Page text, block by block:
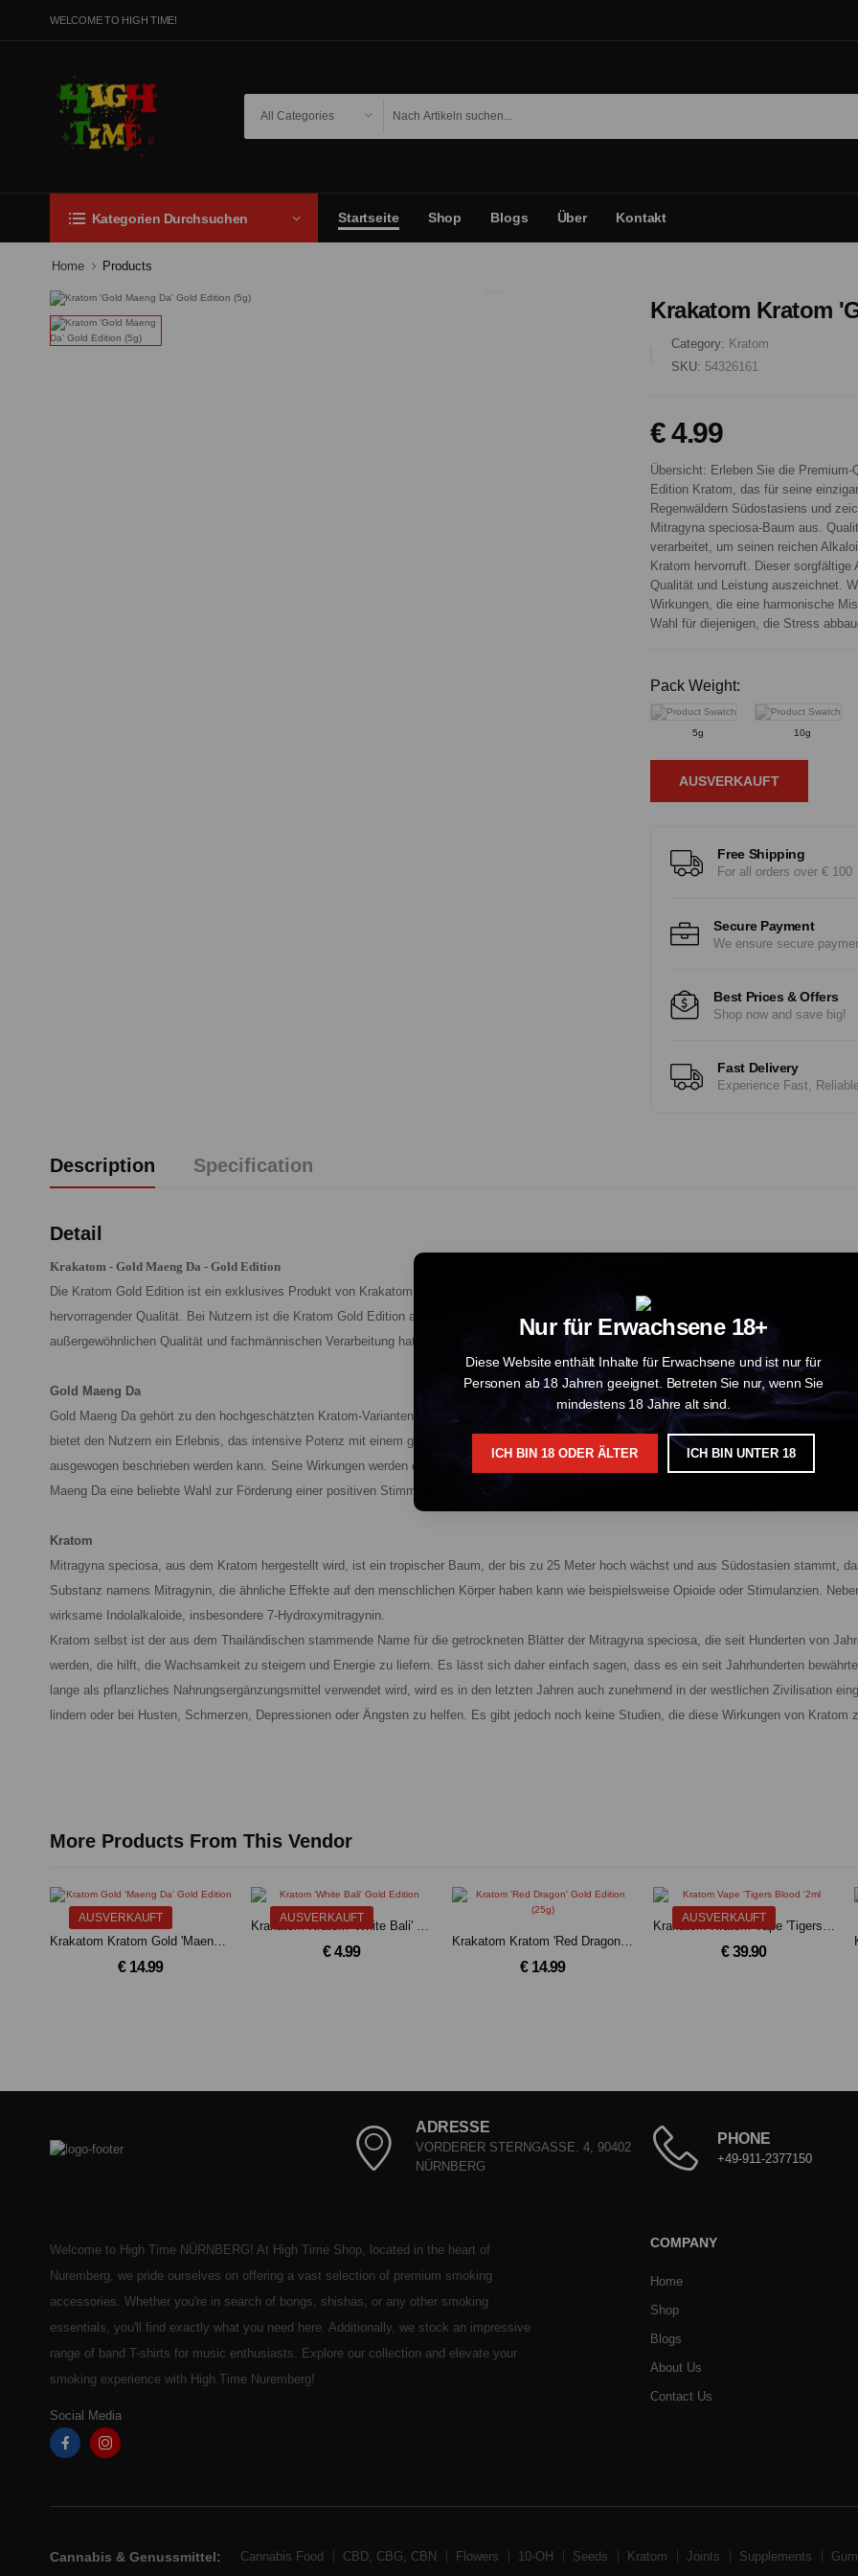
Nur für Erwachsene 18+
Diese Website enthält Inhalte für Erwachsene und ist nur für
Personen ab 18 Jahren geeignet. Betreten Sie nur, wenn Sie
mindestens 18 Jahre alt sind.
ICH BIN 18 ODER ÄLTER ICH BIN UNTER 18
WELCOME TO HIGH TIME!
Kategorien Durchsuchen Startseite Shop Blogs Über Kontakt
Home Products
Krakatom Kratom
Category: Kratom
SKU: 54326161
€ 4.99
Übersicht: Erleben Sie die
Edition Kratom, das für seine
Regenwäldern Südostasiens und
Mitragyna speciosa-Baum aus.
verarbeitet, um seinen reichen
Kratom hervorruft. Dieser
Qualität und Leistung auszeichnet.
Wirkungen, die eine harmonische
Wahl für diejenigen, die Stress
Pack Weight:
5g 10g
AUSVERKAUFT
Free Shipping
For all orders over € 100
Secure Payment
We ensure secure
Best Prices & Offers
Shop now and save big!
Fast Delivery
Experience Fast,
Description Specification
Detail
Krakatom - Gold Maeng Da - Gold Edition
Die Kratom Gold Edition ist ein exklusives Produkt von Krakatom, das hochwertiges und präzise verarbeitetes Kratom bietet. Diese Gold
hervorragender Qualität. Bei Nutzern ist die Kratom Gold Edition aufgrund ihrer starken Potenz und des angenehmen Geschmacks sehr
außergewöhnlichen Qualität und fachmännischen Verarbeitung hat sie sich einen festen Platz unter den Top-Produkten im Kratom-Markt erarbeitet.
Gold Maeng Da
Gold Maeng Da gehört zu den hochgeschätzten Kratom-Varianten und ist bekannt für seine außergewöhnliche Stärke und einzigartigen
bietet den Nutzern ein Erlebnis, das intensive Potenz mit einem glatten und angenehmen Geschmack kombiniert. Es hat einen
ausgewogen beschrieben werden kann. Seine Wirkungen werden oft als beruhigend und belebend beschrieben, was ein Gefühl des
Maeng Da eine beliebte Wahl zur Förderung einer positiven Stimmung, Konzentration und des allgemeinen Wohlbefindens.
Kratom
Mitragyna speciosa, aus dem Kratom hergestellt wird, ist ein tropischer Baum, der bis zu 25 Meter hoch wächst und aus Südostasien stammt,
Substanz namens Mitragynin, die ähnliche Effekte auf den menschlichen Körper haben kann wie beispielsweise Opioide oder Stimulanzien.
wirksame Indolalkaloide, insbesondere 7-Hydroxymitragynin.
Kratom selbst ist der aus dem Thailändischen stammende Name für die getrockneten Blätter der Mitragyna speciosa, die seit Hunderten von
werden, die hilft, die Wachsamkeit zu steigern und Energie zu liefern. Es lässt sich daher einfach sagen, dass es ein seit Jahrhunderten
lange als pflanzliches Nahrungsergänzungsmittel verwendet wird, wird es in den letzten Jahren auch zunehmend in der westlichen Zivilisation
lindern oder bei Husten, Schmerzen, Depressionen oder Ängsten zu helfen. Es gibt jedoch noch keine Studien, die diese Wirkungen von Kratom
More Products From This Vendor
AUSVERKAUFT
€ 14.99
AUSVERKAUFT
€ 4.99
€ 14.99
AUSVERKAUFT
€ 39.90
ADRESSE
VORDERER STERNGASSE. 4, 90402
NÜRNBERG
PHONE
+49-911-2377150
Welcome to High Time NÜRNBERG! At High Time Shop, located in the heart of
Nuremberg, we pride ourselves on offering a vast selection of premium smoking
accessories. Whether you're in search of bongs, shishas, or any other smoking
essentials, you'll find exactly what you need here. Additionally, we stock an impressive
range of band T-shirts for music enthusiasts. Explore our collection and elevate your
smoking experience with High Time Nuremberg!
Social Media
COMPANY
Home
Shop
Blogs
About Us
Contact Us
Cannabis & Genussmittel: Cannabis Food CBD, CBG, CBN Flowers 10-OH Seeds Kratom Joints Supplements